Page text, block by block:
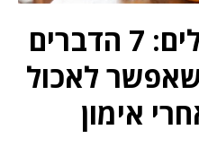
טעות של מתחילים: 7 הדברים
שאפשר לאכול
אימון